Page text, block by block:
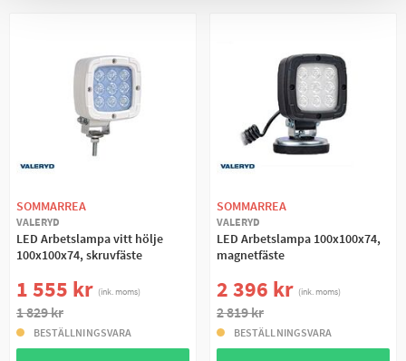
SOMMARREA
VALERYD
LED Arbetslampa vitt hölje
100x100x74, skruvfäste
1 555 kr (ink. moms)
1 829 kr
BESTÄLLNINGSVARA
SOMMARREA
VALERYD
LED Arbetslampa 100x100x74,
magnetfäste
2 396 kr (ink. moms)
2 819 kr
BESTÄLLNINGSVARA